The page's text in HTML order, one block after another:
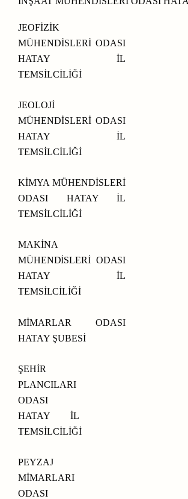
JEOFİZİK
MÜHENDİSLERİ ODASI
HATAY İL
TEMSİLCİLİĞİ
JEOLOJİ
MÜHENDİSLERİ ODASI
HATAY İL
TEMSİLCİLİĞİ
KİMYA MÜHENDİSLERİ
ODASI HATAY İL
TEMSİLCİLİĞİ
MAKİNA
MÜHENDİSLERİ ODASI
HATAY
İL
TEMSİLCİLİĞİ
MİMARLAR ODASI
HATAY ŞUBESİ
ŞEHİR
PLANCILARI
ODASI
HATAY İL
TEMSİLCİLİĞİ
PEYZAJ
MİMARLARI
ODASI